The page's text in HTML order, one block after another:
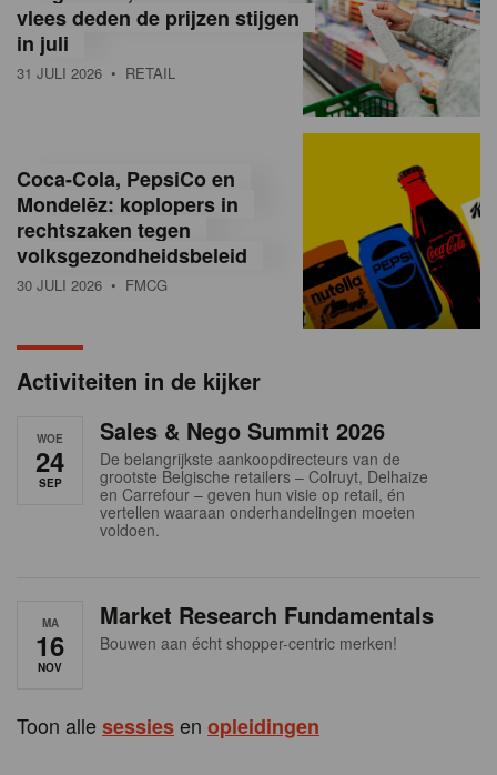
ë
e
a
n
vlees deden de prijzen stijgen
in juli
31 JULI 2026 • RETAIL
Coca-Cola, PepsiCo en
Mondelēz: koplopers in
rechtszaken tegen
volksgezondheidsbeleid
30 JULI 2026 • FMCG
Activiteiten in de kijker
WOE
24
SEP
Sales & Nego Summit 2026
De belangrijkste aankoopdirecteurs van de
grootste Belgische retailers – Colruyt, Delhaize
en Carrefour – geven hun visie op retail, én
vertellen waaraan onderhandelingen moeten
voldoen.
MA
16
NOV
Market Research Fundamentals
Bouwen aan écht shopper-centric merken!
Toon allesessiesen opleidingen